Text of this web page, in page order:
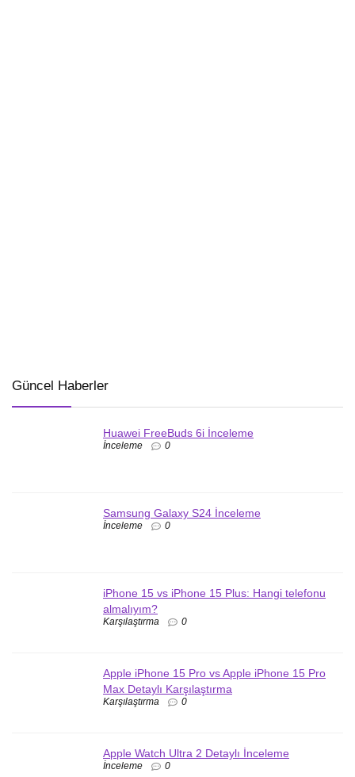
Güncel Haberler
Huawei FreeBuds 6i İnceleme
İnceleme 0
Samsung Galaxy S24 İnceleme
İnceleme 0
iPhone 15 vs iPhone 15 Plus: Hangi telefonu
almalıyım?
Karşılaştırma 0
Apple iPhone 15 Pro vs Apple iPhone 15 Pro
Max Detaylı Karşılaştırma
Karşılaştırma 0
Apple Watch Ultra 2 Detaylı İnceleme
İnceleme 0